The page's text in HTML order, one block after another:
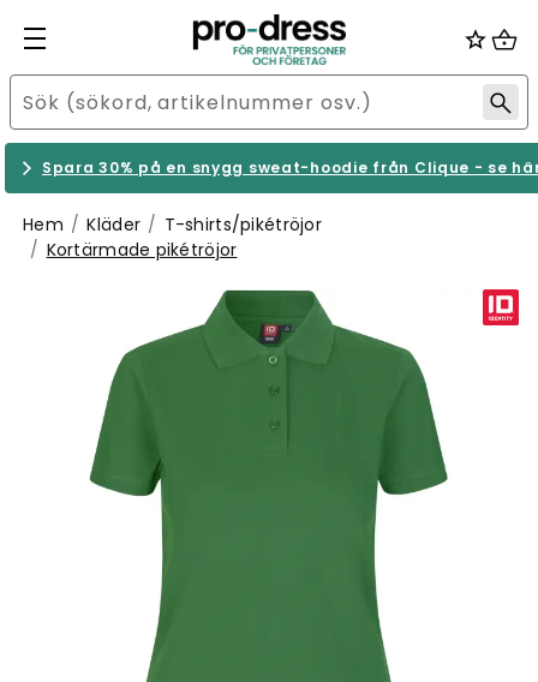
Spara 30% på en snygg sweat-hoodie från Clique - se
Hem Kläder
T-shirts/pikétröjor
Kortärmade pikétröjor